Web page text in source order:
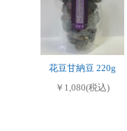
花豆甘納豆 220g
￥1,080(税込)